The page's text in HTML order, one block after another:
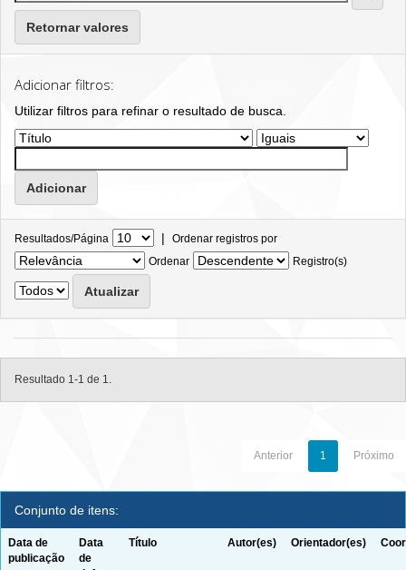
Retornar valores
Adicionar filtros:
Utilizar filtros para refinar o resultado de busca.
Resultados/Página | Ordenar registros por
Ordenar
Registro(s)
Resultado 1-1 de 1.
Anterior 1 Próximo
Conjunto de itens:
Data de
publicação
Data
de
Título Autor(es) Orientador(es)